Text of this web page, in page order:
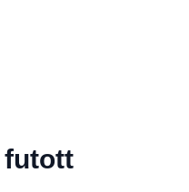
futott